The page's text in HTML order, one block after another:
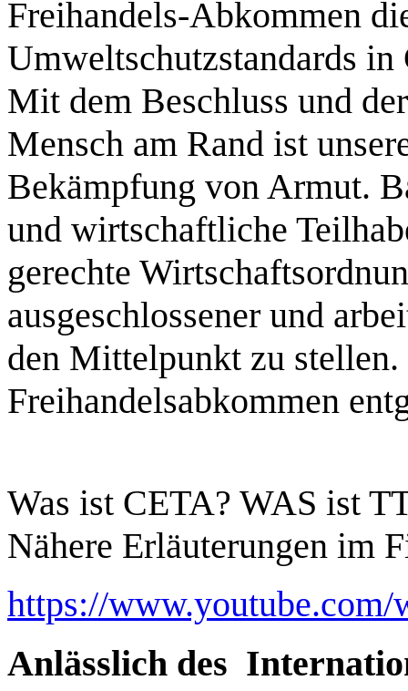
Freihandels-Abkommen
Umweltschutzstandards in
Mit dem Beschluss und
Mensch am Rand ist
Bekämpfung von Armut.
und wirtschaftliche
gerechte
ausgeschlossener und
den Mittelpunkt zu stellen.
Freihandelsabkommen
Was ist CETA? WAS ist
Nähere Erläuterungen im
https://
Anlässlich des